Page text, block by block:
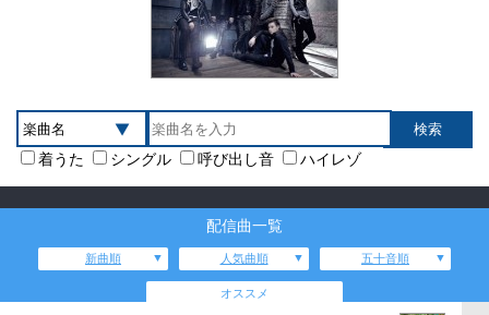
着うた シングル 呼び出し音 ハイレゾ
配信曲一覧
新曲順 人気曲順 五十音順
オススメ